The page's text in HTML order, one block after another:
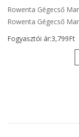
Rowenta Gégecső
Rowenta Gégecső
Fogyasztói ár:3,799Ft